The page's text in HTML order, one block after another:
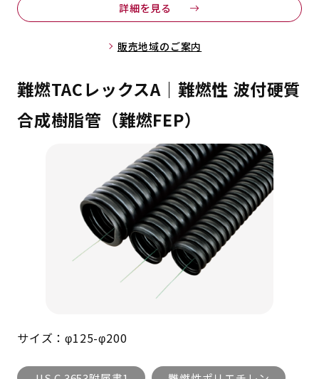
詳細を見る
販売地域のご案内
難燃TACレックスA｜難燃性 波付硬質
合成樹脂管（難燃FEP）
サイズ：φ125-φ200